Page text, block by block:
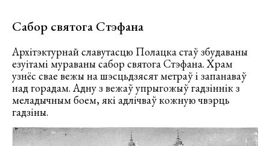
Сабор святога Стэфана
Архітэктурнай славутасцю Полацка стаў збудаваны
езуітамі мураваны сабор святога Стэфана. Храм
узнёс свае вежы на шэсцьдзясят метраў і запанаваў
над горадам. Адну з вежаў упрыгожыў гадзіннік з
меладычным боем, які адлічваў кожную чвэрць
гадзіны.